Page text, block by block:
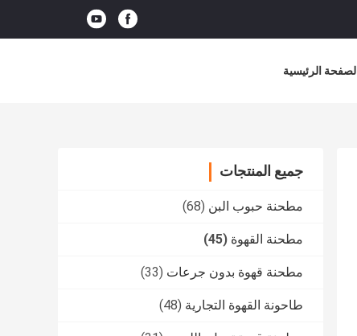
الصفحة الرئيسية
جميع المنتجات
مطحنة حبوب البن (68)
مطحنة القهوة (45)
مطحنة قهوة بدون جرعات (33)
طاحونة القهوة التجارية (48)